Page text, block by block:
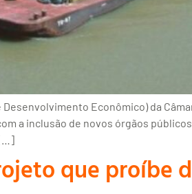
Desenvolvimento Econômico) da
a inclusão de novos órgãos
[…]
que proíbe